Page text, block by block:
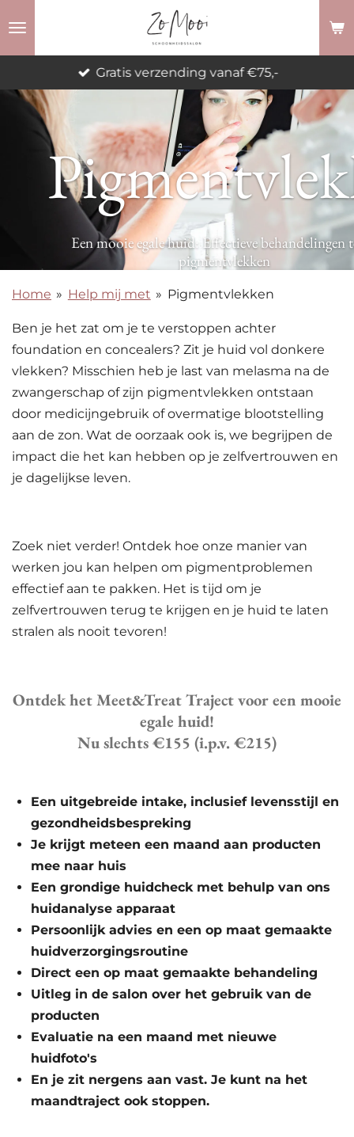
hoofdinhoud
Gratis verzending vanaf €75,-
Een mooie egale huid: Effectieve behandelingen
pigmentvlekken
Home » Help mij met » Pigmentvlekken
Ben je het zat om je te verstoppen achter
foundation en concealers? Zit je huid vol donkere
vlekken? Misschien heb je last van melasma na de
zwangerschap of zijn pigmentvlekken ontstaan
door medicijngebruik of overmatige blootstelling
aan de zon. Wat de oorzaak ook is, we begrijpen de
impact die het kan hebben op je zelfvertrouwen en
je dagelijkse leven.
Zoek niet verder! Ontdek hoe onze manier van
werken jou kan helpen om pigmentproblemen
effectief aan te pakken. Het is tijd om je
zelfvertrouwen terug te krijgen en je huid te laten
stralen als nooit tevoren!
Ontdek het Meet&Treat Traject voor een mooie
egale huid!
Nu slechts €155 (i.p.v. €215)
Een uitgebreide intake, inclusief levensstijl en
gezondheidsbespreking
Je krijgt meteen een maand aan producten
mee naar huis
Een grondige huidcheck met behulp van ons
huidanalyse apparaat
Persoonlijk advies en een op maat gemaakte
huidverzorgingsroutine
Direct een op maat gemaakte behandeling
Uitleg in de salon over het gebruik van de
producten
Evaluatie na een maand met nieuwe
huidfoto's
En je zit nergens aan vast. Je kunt na het
maandtraject ook stoppen.